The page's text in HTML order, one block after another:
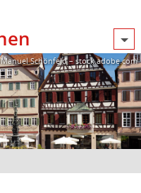
Schönfeld – stock.adobe.com